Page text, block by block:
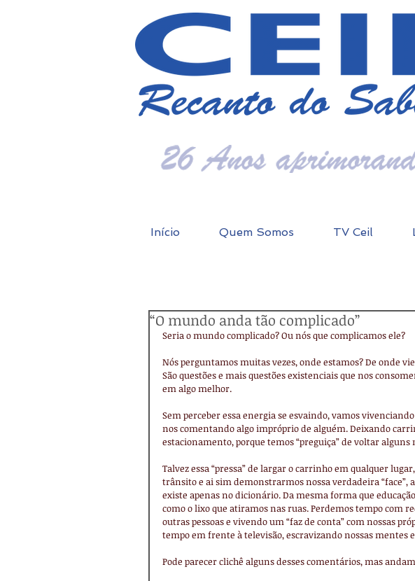
Início Quem Somos TV Ceil
“O mundo anda tão complicado”
Seria o mundo complicado? Ou nós que complicamos ele?
Nós perguntamos muitas vezes, onde estamos? De onde
São questões e mais questões existenciais que nos
em algo melhor.
Sem perceber essa energia se esvaindo, vamos
nos comentando algo impróprio de alguém. Deixando
estacionamento, porque temos “preguiça” de voltar
Talvez essa “pressa” de largar o carrinho em qualquer
trânsito e ai sim demonstrarmos nossa verdadeira “face”,
existe apenas no dicionário. Da mesma forma que
como o lixo que atiramos nas ruas. Perdemos tempo com
outras pessoas e vivendo um “faz de conta” com nossas
tempo em frente à televisão, escravizando nossas
Pode parecer clichê alguns desses comentários, mas